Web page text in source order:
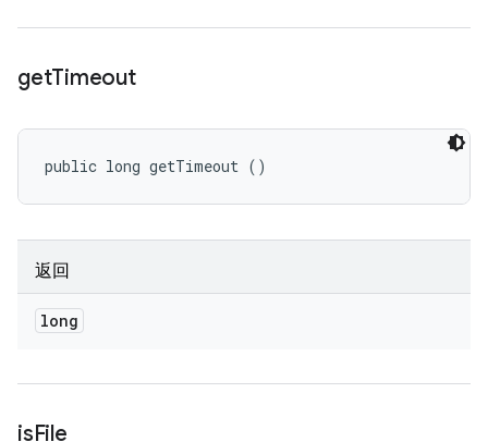
getTimeout
public long getTimeout ()
返回
long
isFile